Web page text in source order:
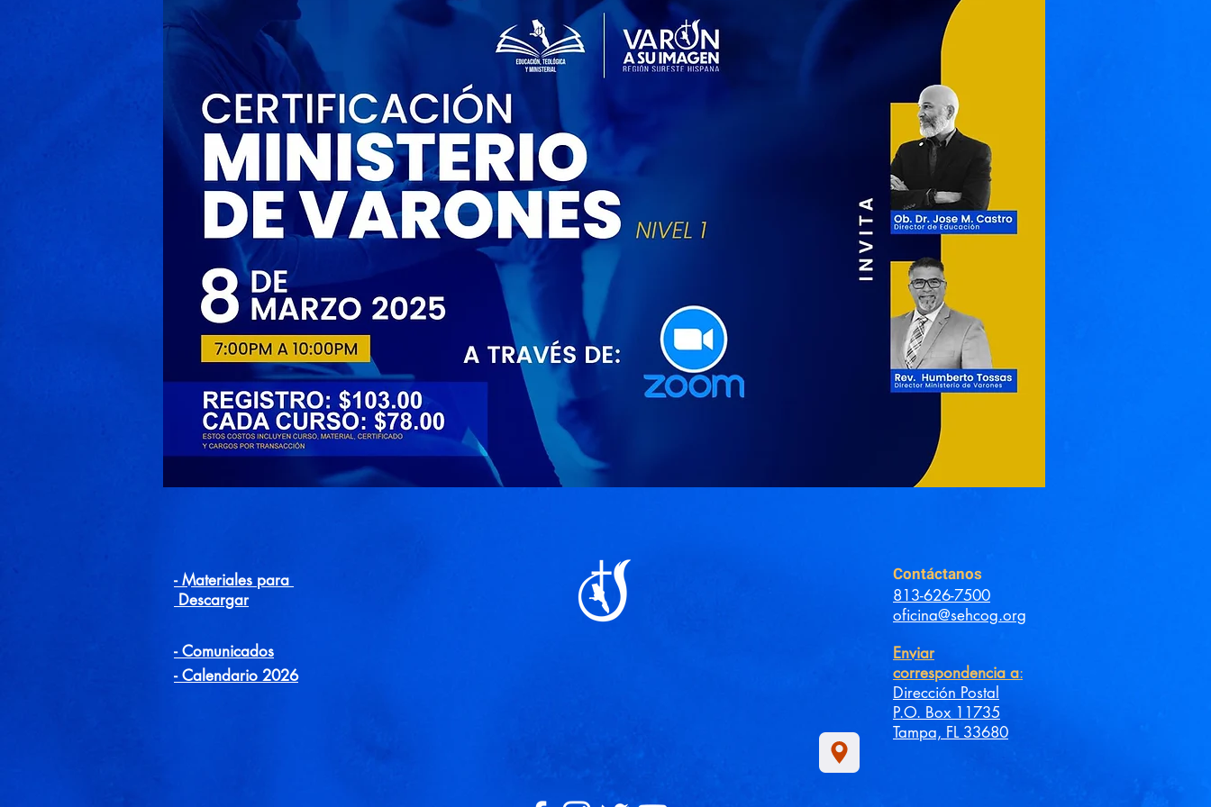
REGISTRO
Presione Aqui
- Materiales para
Descargar
- Comunicados
- Calendario 2026
Contáctanos
813-626-7500
oficina@sehcog.org
Enviar
correspondencia a:
Dirección Postal
P.O. Box 11735
Tampa, FL 33680